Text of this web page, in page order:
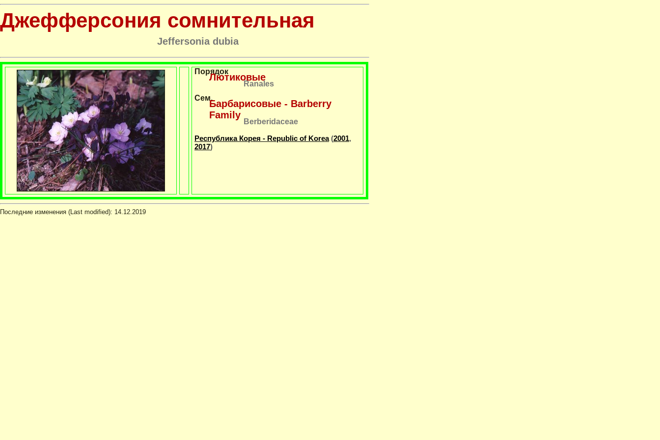
Джефферсония сомнительная
Jeffersonia dubia
Порядок
Лютиковые
Ranales
Сем.
Барбарисовые - Barberry
Family
Berberidaceae
Республика Корея - Republic of Korea(2001,
2017)
Последние изменения (Last modified): 14.12.2019